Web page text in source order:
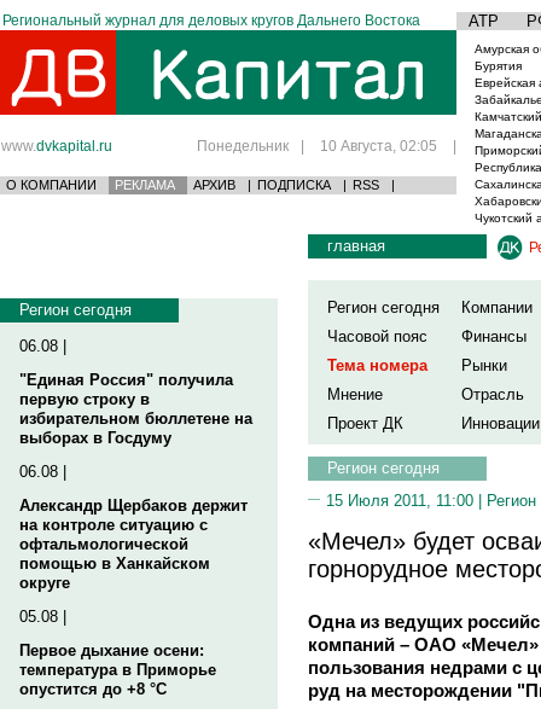
Региональный журнал для деловых кругов Дальнего Востока АТР
www.dvkapital.ru Понедельник | 10 Августа, 02:05 |
О КОМПАНИИ РЕКЛАМА АРХИВ | ПОДПИСКА | RSS |
Амурская
Бурятия
Еврейская
Чукотский
Регион сегодня
06.08 |
"Единая Россия" получила
первую строку в
избирательном бюллетене на
выборах в Госдуму
06.08 |
Александр Щербаков держит
на контроле ситуацию с
офтальмологической
помощью в Ханкайском
округе
05.08 |
Первое дыхание осени:
температура в Приморье
опустится до +8 °C
главная
Регион сегодня
Компании
Часовой пояс
Финансы
Тема номера
Рынки
Мнение
Отрасль
Проект ДК
Инновации
Регион сегодня
15 Июля 2011, 11:00 | Регион
«Мечел» будет
горнорудное
Одна из ведущих
компаний – ОАО «Мечел»
пользования недрами с
руд на месторождении